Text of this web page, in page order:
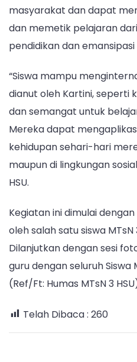
masyarakat dan dapat
dan memetik pelajaran
pendidikan dan
“Siswa mampu
dianut oleh Kartini, seperti
dan semangat untuk
Mereka dapat
kehidupan sehari-hari
maupun di lingkungan
HSU.
Kegiatan ini dimulai
oleh salah satu siswa MTsN
Dilanjutkan dengan sesi
guru dengan seluruh Siswa
(Ref/Ft: Humas MTsN 3
Telah Dibaca : 260